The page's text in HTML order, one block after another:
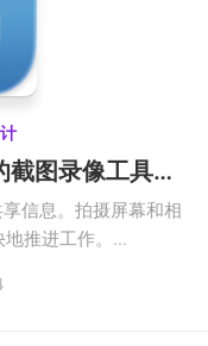
Snagit v2026.3.1 Mac强大的截图录像工具破解版
信息。拍摄屏幕和相
推进工作。...